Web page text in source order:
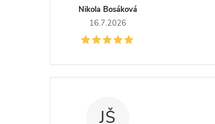
Nikola Bosáková
16.7.2026
JŠ